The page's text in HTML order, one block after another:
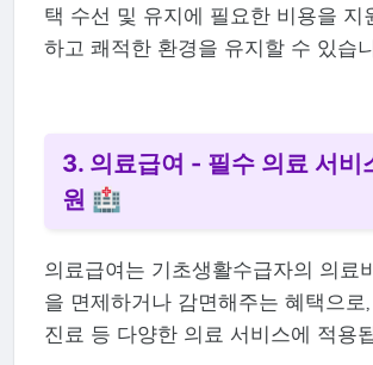
택 수선 및 유지에 필요한 비용을 지
하고 쾌적한 환경을 유지할 수 있습
3. 의료급여 - 필수 의료 서비
원 🏥
의료급여는 기초생활수급자의 의료
을 면제하거나 감면해주는 혜택으로,
진료 등 다양한 의료 서비스에 적용